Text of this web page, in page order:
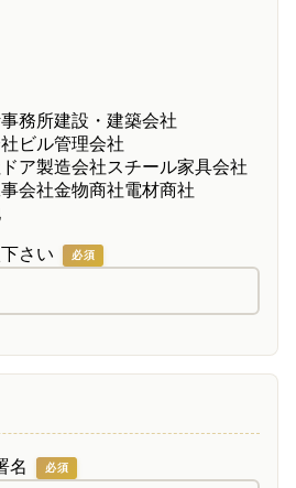
務所建設・建築会社
ビル管理会社
ドア製造会社スチール家具会社
会社金物商社電材商社
さい 必須
名 必須